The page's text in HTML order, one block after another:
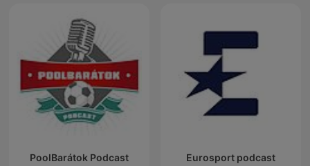
PoolBarátok Podcast Eurosport podcast